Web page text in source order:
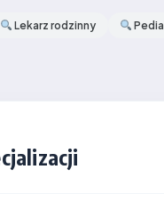
Lekarz rodzinny